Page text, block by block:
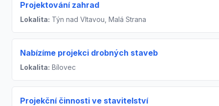
Projektování zahrad
Lokalita: Týn nad Vltavou, Malá Strana
Nabízíme projekci drobných staveb
Lokalita: Bílovec
Projekční činnosti ve stavitelství